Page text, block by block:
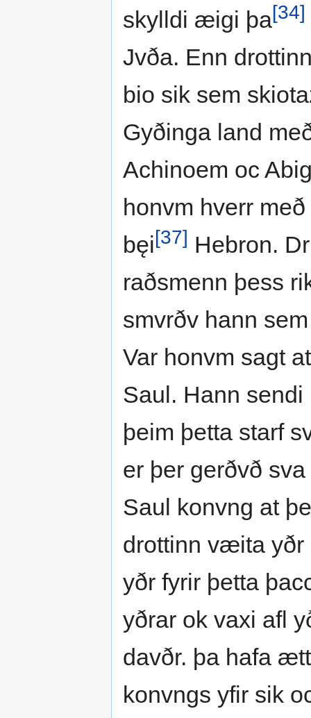
skylldi æigi þa[34]
Jvða. Enn
bio sik sem
Gyðinga land
Achinoem oc
honvm hverr
bęi[37] Hebron.
raðsmenn þess
smvrðv hann
Var honvm sagt
Saul. Hann
þeim þetta starf
er þer gerðvð
Saul konvng at
drottinn væita
yðr fyrir þetta
yðrar ok vaxi afl
davðr. þa hafa
konvngs yfir sik